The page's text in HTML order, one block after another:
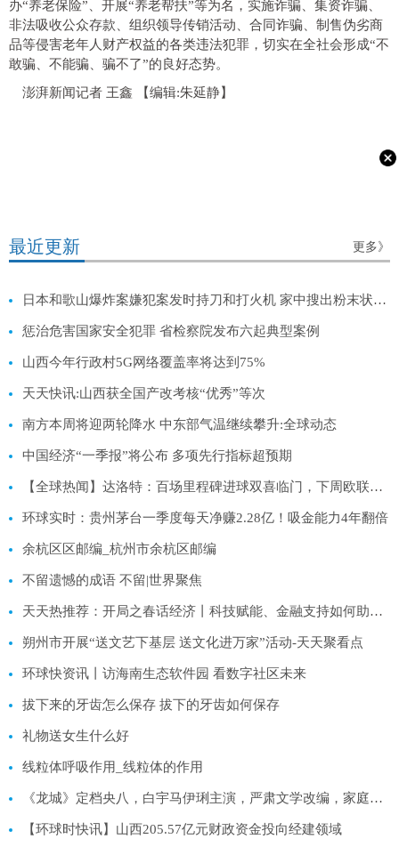
办“养老保险”、开展“养老帮扶”等为名，实施诈骗、集资诈骗、
非法吸收公众存款、组织领导传销活动、合同诈骗、制售伪劣商
品等侵害老年人财产权益的各类违法犯罪，切实在全社会形成“不
敢骗、不能骗、骗不了”的良好态势。
澎湃新闻记者 王鑫
【编辑:朱延静】
最近更新 更多》
日本和歌山爆炸案嫌犯案发时持刀和打火机 家中搜出粉末状物体
惩治危害国家安全犯罪 省检察院发布六起典型案例
山西今年行政村5G网络覆盖率将达到75%
天天快讯:山西获全国产改考核“优秀”等次
南方本周将迎两轮降水 中东部气温继续攀升:全球动态
中国经济“一季报”将公布 多项先行指标超预期
【全球热闻】达洛特：百场里程碑进球双喜临门，下周欧联杯和足总杯要更进一步
环球实时：贵州茅台一季度每天净赚2.28亿！吸金能力4年翻倍
余杭区区邮编_杭州市余杭区邮编
不留遗憾的成语 不留|世界聚焦
天天热推荐：开局之春话经济丨科技赋能、金融支持如何助力粮食产能提升？
朔州市开展“送文艺下基层 送文化进万家”活动-天天聚看点
环球快资讯丨访海南生态软件园 看数字社区未来
拔下来的牙齿怎么保存 拔下的牙齿如何保存
礼物送女生什么好
线粒体呼吸作用_线粒体的作用
《龙城》定档央八，白宇马伊琍主演，严肃文学改编，家庭伦理剧
【环球时快讯】山西205.57亿元财政资金投向经建领域